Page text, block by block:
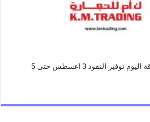
عروض كي إم الشارقة اليوم توفير النقود 3 اغسطس حتى 5